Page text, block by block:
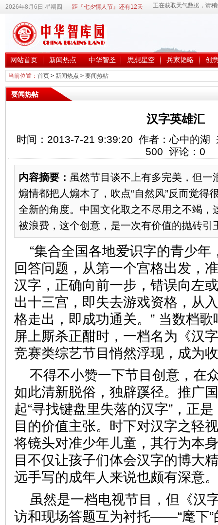
2026年8月6日 星期四 距『七夕情人节』还有12天
网站首页 新闻热点 中华智圣 思想星空 兵家韬略 创
当前位置： 首页> 新闻热点 > 要闻热帖
要闻热帖
汉字英雄汇
时间：2013-7-21 9:39:20 作者：心中的湖
500 评论： 0
内容摘要： 虽然节目谈不上有多完美，但一
煽情都把人煽木了，吹点“自然风”反而觉得
全新的角度。中国文化取之不尽用之不竭，
被浪费，这个创意，是一次有价值的抛砖引
“集合全国各地爱识字的青少
回答问题，从第一个宫格出发，
汉字，正确向前一步，错误向左
出十三宫，即失去游戏资格，从
格走出，即成功通关。” 当数档
屏上厮杀正酣时，一档名为《汉
竞赛类综艺节目悄然浮现，成为
不得不小赞一下节目创意，在
如此清新脱俗，独辟蹊径。推广
起“寻找键盘里失落的汉字”，正
目的价值主张。时下对汉字之轻
将镜头对准少年儿童，其行为本
目不仅让孩子们体会汉字的博大
远手写的成年人来说也颇有深
虽然是一档电视节目，但《汉
访和现场答题互为衬托——“麾下”